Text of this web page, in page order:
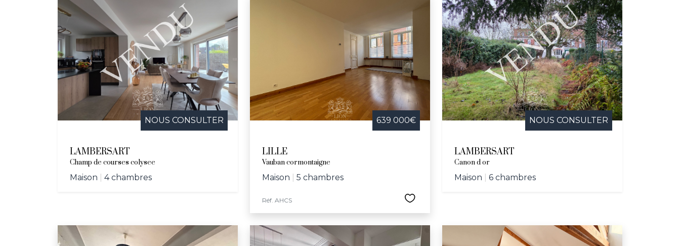
NOUS CONSULTER
LAMBERSART
Champ de courses colysee
Maison 4 chambres
639 000€
LILLE
Vauban cormontaigne
Maison 5 chambres
Réf. AHCS
NOUS CONSULTER
LAMBERSART
Canon d or
Maison 6 chambres